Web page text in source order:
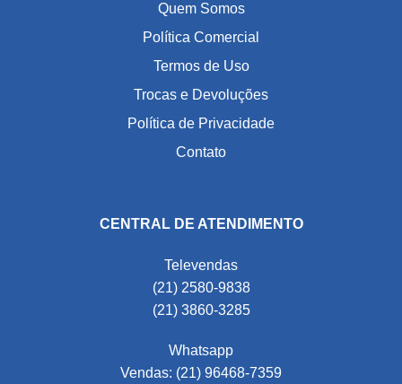
Quem Somos
Política Comercial
Termos de Uso
Trocas e Devoluções
Política de Privacidade
Contato
CENTRAL DE ATENDIMENTO
Televendas
(21) 2580-9838
(21) 3860-3285
Whatsapp
Vendas: (21) 96468-7359